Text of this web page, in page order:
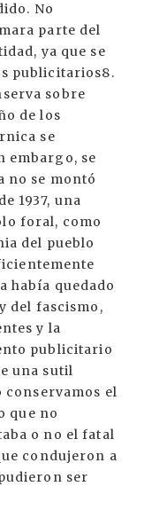
No
parte del
ya que se
publicitarios8.
sobre
de los
se
embargo, se
no se montó
1937, una
foral, como
del pueblo
había quedado
del fascismo,
y la
publicitario
una sutil
conservamos el
que no
o no el fatal
condujeron a
ser